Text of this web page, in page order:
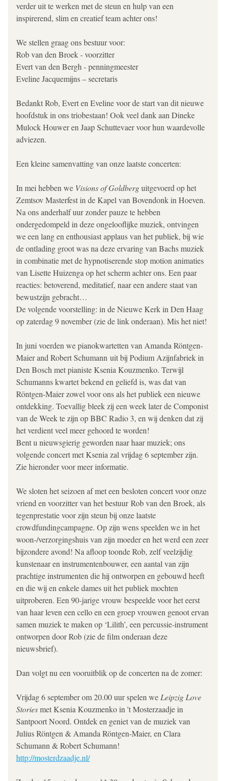
verder uit te werken met de steun en hulp van een
inspirerend, slim en creatief team achter ons!
We stellen graag ons bestuur voor:
Rob van den Broek - voorzitter
Evert van den Bergh - penningmeester
Eveline Jacquemijns – secretaris
Bedankt Rob, Evert en Eveline voor de start van dit nieuwe
hoofdstuk in ons triobestaan! Ook veel dank aan Dineke
Mulock Houwer en Jaap Schuttevaer voor hun waardevolle
adviezen.
Een kleine samenvatting van onze laatste concerten:
In mei hebben we Visions of Goldberg uitgevoerd op het
Zemtsov Masterfest in de Kapel van Bovendonk in Hoeven.
Na ons anderhalf uur zonder pauze te hebben
ondergedompeld in deze ongelooflijke muziek, ontvingen
we een lang en enthousiast applaus van het publiek, bij wie
de ontlading groot was na deze ervaring van Bachs muziek
in combinatie met de hypnotiserende stop motion animaties
van Lisette Huizenga op het scherm achter ons. Een paar
reacties: betoverend, meditatief, naar een andere staat van
bewustzijn gebracht…
De volgende voorstelling: in de Nieuwe Kerk in Den Haag
op zaterdag 9 november (zie de link onderaan). Mis het niet!
In juni voerden we pianokwartetten van Amanda Röntgen-
Maier and Robert Schumann uit bij Podium Azijnfabriek in
Den Bosch met pianiste Ksenia Kouzmenko. Terwijl
Schumanns kwartet bekend en geliefd is, was dat van
Röntgen-Maier zowel voor ons als het publiek een nieuwe
ontdekking. Toevallig bleek zij een week later de Componist
van de Week te zijn op BBC Radio 3, en wij denken dat zij
het verdient veel meer gehoord te worden!
Bent u nieuwsgierig geworden naar haar muziek; ons
volgende concert met Ksenia zal vrijdag 6 september zijn.
Zie hieronder voor meer informatie.
We sloten het seizoen af met een besloten concert voor onze
vriend en voorzitter van het bestuur Rob van den Broek, als
tegenprestatie voor zijn steun bij onze laatste
crowdfundingcampagne. Op zijn wens speelden we in het
woon-/verzorgingshuis van zijn moeder en het werd een zeer
bijzondere avond! Na afloop toonde Rob, zelf veelzijdig
kunstenaar en instrumentenbouwer, een aantal van zijn
prachtige instrumenten die hij ontworpen en gebouwd heeft
en die wij en enkele dames uit het publiek mochten
uitproberen. Een 90-jarige vrouw bespeelde voor het eerst
van haar leven een cello en een groep vrouwen genoot ervan
samen muziek te maken op ‘Lilith’, een percussie-instrument
ontworpen door Rob (zie de film onderaan deze
nieuwsbrief).
Dan volgt nu een vooruitblik op de concerten na de zomer:
Vrijdag 6 september om 20.00 uur spelen we Leipzig Love
Stories met Ksenia Kouzmenko in 't Mosterzaadje in
Santpoort Noord. Ontdek en geniet van de muziek van
Julius Röntgen & Amanda Röntgen-Maier, en Clara
Schumann & Robert Schumann!
http://mosterdzaadje.nl/